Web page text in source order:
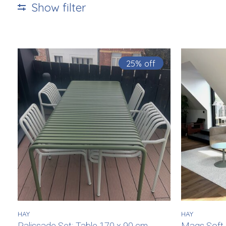
Show filter
25% off
HAY HAY